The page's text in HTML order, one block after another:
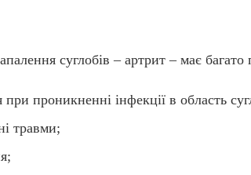
суглобів – артрит – має багато
проникненні інфекції в область
травми;